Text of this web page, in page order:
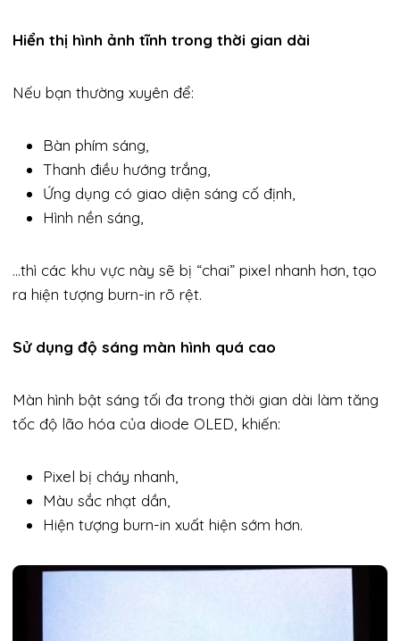
Hiển thị hình ảnh tĩnh trong thời gian dài
Nếu bạn thường xuyên để:
Bàn phím sáng,
Thanh điều hướng trắng,
Ứng dụng có giao diện sáng cố định,
Hình nền sáng,
…thì các khu vực này sẽ bị “chai” pixel nhanh hơn, tạo
ra hiện tượng burn-in rõ rệt.
Sử dụng độ sáng màn hình quá cao
Màn hình bật sáng tối đa trong thời gian dài làm tăng
tốc độ lão hóa của diode OLED, khiến:
Pixel bị cháy nhanh,
Màu sắc nhạt dần,
Hiện tượng burn-in xuất hiện sớm hơn.